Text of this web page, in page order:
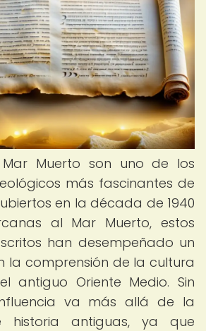
Mar Muerto son uno de los
más fascinantes de
en la década de 1940
al Mar Muerto, estos
han desempeñado un
la comprensión de la cultura
antiguo Oriente Medio. Sin
va más allá de la
historia antiguas, ya que